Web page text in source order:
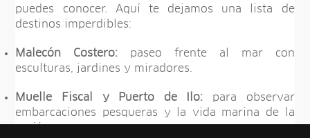
puedes conocer. Aquí te dejamos una lista de
destinos imperdibles:
Malecón Costero: paseo frente al mar con
esculturas, jardines y miradores.
Muelle Fiscal y Puerto de Ilo: para observar
embarcaciones pesqueras y la vida marina de la
región.